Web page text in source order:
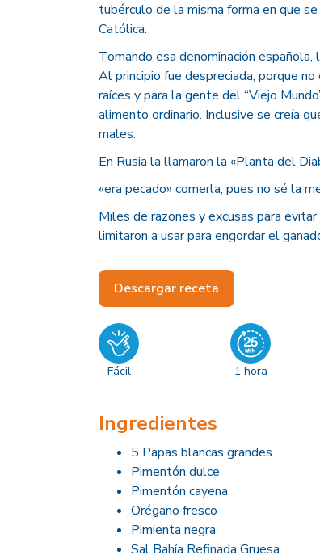
tubérculo de la misma forma en que
Católica.
Tomando esa denominación
Al principio fue despreciada, porque
raíces y para la gente del “Viejo
alimento ordinario. Inclusive se creía
males.
En Rusia la llamaron la «Planta del
«era pecado» comerla, pues no sé la
Miles de razones y excusas para
limitaron a usar para engordar el
Descargar receta
Fácil 1 hora
Ingredientes
5 Papas blancas grandes
Pimentón dulce
Pimentón cayena
Orégano fresco
Pimienta negra
Sal Bahía Refinada Gruesa